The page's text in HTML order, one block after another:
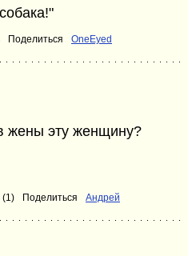
Поделиться OneEyed
жены эту женщину?
(1) Поделиться Андрей